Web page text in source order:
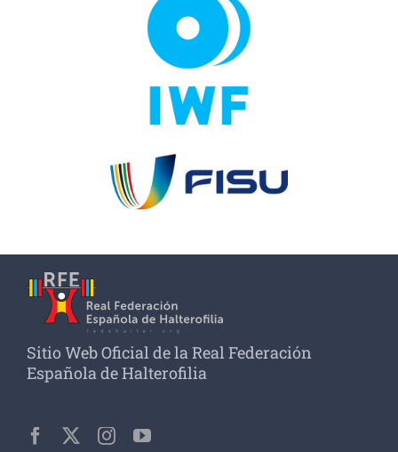
Sitio Web Oficial de la Real Federación
Española de Halterofilia